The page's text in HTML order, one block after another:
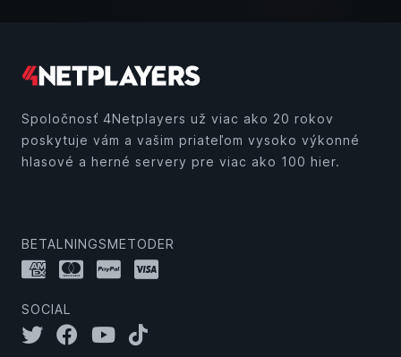
Spoločnosť 4Netplayers už viac ako 20 rokov
poskytuje vám a vašim priateľom vysoko výkonné
hlasové a herné servery pre viac ako 100 hier.
BETALNINGSMETODER
SOCIAL